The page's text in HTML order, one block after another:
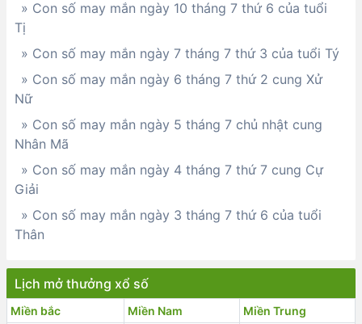
» Con số may mắn ngày 10 tháng 7 thứ 6 của tuổi
Tị
» Con số may mắn ngày 7 tháng 7 thứ 3 của tuổi Tý
» Con số may mắn ngày 6 tháng 7 thứ 2 cung Xử
Nữ
» Con số may mắn ngày 5 tháng 7 chủ nhật cung
Nhân Mã
» Con số may mắn ngày 4 tháng 7 thứ 7 cung Cự
Giải
» Con số may mắn ngày 3 tháng 7 thứ 6 của tuổi
Thân
Lịch mở thưởng xổ số
Miền bắc Miền Nam Miền Trung